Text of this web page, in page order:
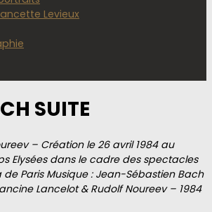
Levieux
SUITE
– Création le 26 avril 1984 au
Elysées dans le cadre des spectacles
de Paris Musique : Jean-Sébastien Bach
Lancelot & Rudolf Noureev – 1984